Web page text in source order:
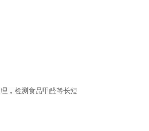
，检测食品甲醛等长短